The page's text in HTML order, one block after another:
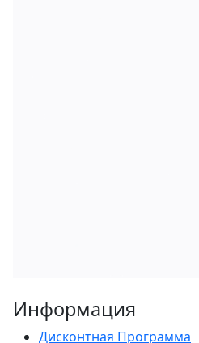
Информация
Дисконтная Программа